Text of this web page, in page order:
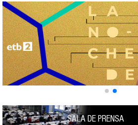
SALA DE PRENSA